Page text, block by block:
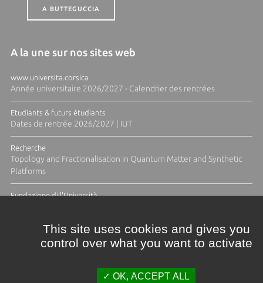
A BUTTEGUCCIA
A la une sur nos sites web
www.universita.corsica
Année universitaire 2026/2027 - Calendrier des rentrées
Etudiants & futurs étudiants
Dates de rentrée 2026/2027 | IUT
Recherche
Topology and Fractionalisation in Quantum Matter and Synthetic
Platforms
Fundazione di l'Università
This site uses cookies and gives you
control over what you want to activate
OK, ACCEPT ALL